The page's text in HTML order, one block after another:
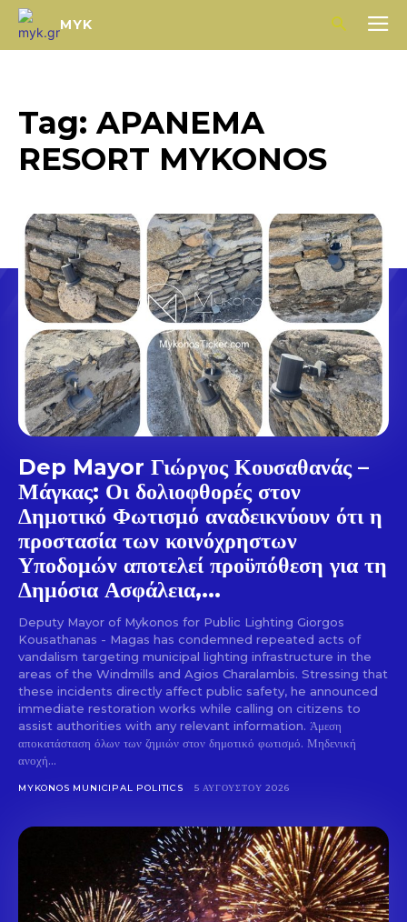
Don't miss
out!
Sing up for our newsletter
to stay in the loop.
MYK
Tag:APANEMA
RESORT MYKONOS
Dep Mayor Γιώργος Κουσαθανάς –
Μάγκας: Οι δολιοφθορές στον
Δημοτικό Φωτισμό αναδεικνύουν ότι η
προστασία των κοινόχρηστων
Υποδομών αποτελεί προϋπόθεση για τη
Δημόσια Ασφάλεια,...
Deputy Mayor of Mykonos for Public Lighting Giorgos
Kousathanas - Magas has condemned repeated acts of
vandalism targeting municipal lighting infrastructure in the
areas of the Windmills and Agios Charalambis. Stressing that
these incidents directly affect public safety, he announced
immediate restoration works while calling on citizens to
assist authorities with any relevant information. Άμεση
αποκατάσταση όλων των ζημιών στον δημοτικό φωτισμό. Μηδενική
ανοχή...
MYKONOS MUNICIPAL POLITICS 5 ΑΥΓΟΎΣΤΟΥ 2026